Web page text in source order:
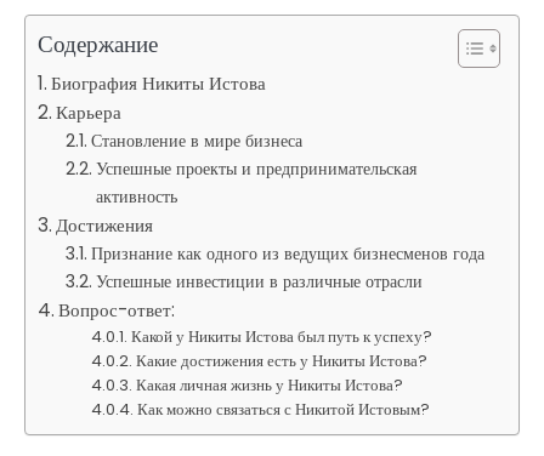
Содержание
Биография Никиты Истова
Карьера
Становление в мире бизнеса
Успешные проекты и предпринимательская
активность
Достижения
Признание как одного из ведущих бизнесменов года
Успешные инвестиции в различные отрасли
Вопрос-ответ:
Какой у Никиты Истова был путь к успеху?
Какие достижения есть у Никиты Истова?
Какая личная жизнь у Никиты Истова?
Как можно связаться с Никитой Истовым?